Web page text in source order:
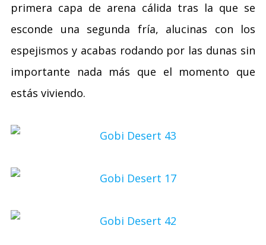
primera capa de arena cálida tras la que se
esconde una segunda fría, alucinas con los
espejismos y acabas rodando por las dunas sin
importante nada más que el momento que
estás viviendo.